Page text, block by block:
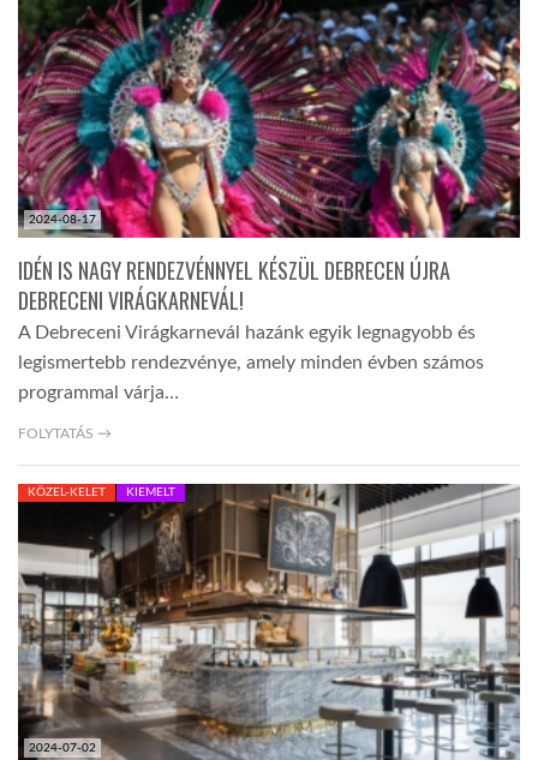
HÍR3D
TROPICALMAGAZIN
GLOBOTV
AFRIKA TUDÁSTÁR
LINKTR.EE
GLOBOZSARU
DOBRAVERO.HU
LATIMO.HU
GLOBOBOOK
2024-08-17
IDÉN IS NAGY RENDEZVÉNNYEL KÉSZÜL DEBRECEN ÚJRA
DEBRECENI VIRÁGKARNEVÁL!
A Debreceni Virágkarnevál hazánk egyik legnagyobb és
legismertebb rendezvénye, amely minden évben számos
programmal várja…
FOLYTATÁS →
2024-07-02
KÖZEL-KELET KIEMELT